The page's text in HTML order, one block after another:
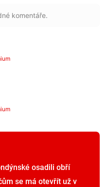
komentáře.
osadili obří
se má otevřít už v